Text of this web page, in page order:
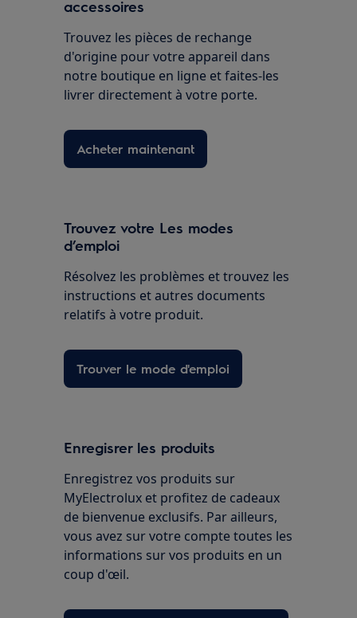
accessoires
Trouvez les pièces de rechange
d'origine pour votre appareil dans
notre boutique en ligne et faites-les
livrer directement à votre porte.
Acheter maintenant
Trouvez votre Les modes
d’emploi
Résolvez les problèmes et trouvez les
instructions et autres documents
relatifs à votre produit.
Trouver le mode d'emploi
Enregisrer les produits
Enregistrez vos produits sur
MyElectrolux et profitez de cadeaux
de bienvenue exclusifs. Par ailleurs,
vous avez sur votre compte toutes les
informations sur vos produits en un
coup d'œil.